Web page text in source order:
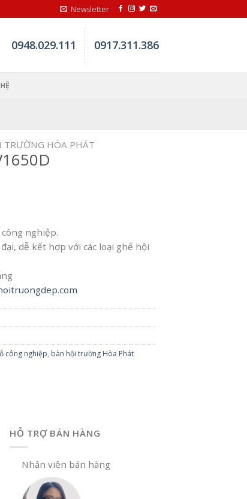
Newsletter
0948.029.111 0917.311.386
TRƯỜNG HÒA PHÁT
nghiệp.
dễ kết hợp với các loại ghế hội
công nghiệp, bàn hội trường Hòa Phát
HỖ TRỢ BÁN HÀNG
Nhân viên bán hàng